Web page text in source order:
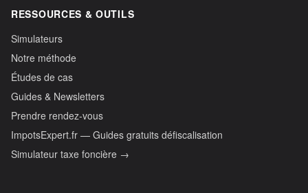
RESSOURCES & OUTILS
Simulateurs
Notre méthode
Études de cas
Guides & Newsletters
Prendre rendez-vous
ImpotsExpert.fr — Guides gratuits défiscalisation
Simulateur taxe foncière →